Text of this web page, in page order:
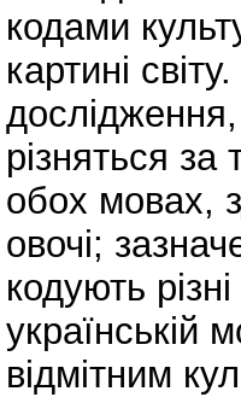
кодами
картині
різняться
обох мовах,
овочі;
кодують
українській
відмітним